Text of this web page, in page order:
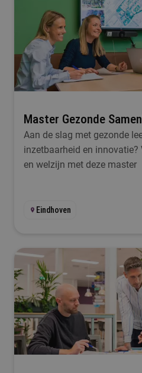
Startmoment
Selecteer
Duur
Selecteer
Master Gezonde
Aan de slag met gezonde
inzetbaarheid en innovatie?
en welzijn met deze master
Eindhoven